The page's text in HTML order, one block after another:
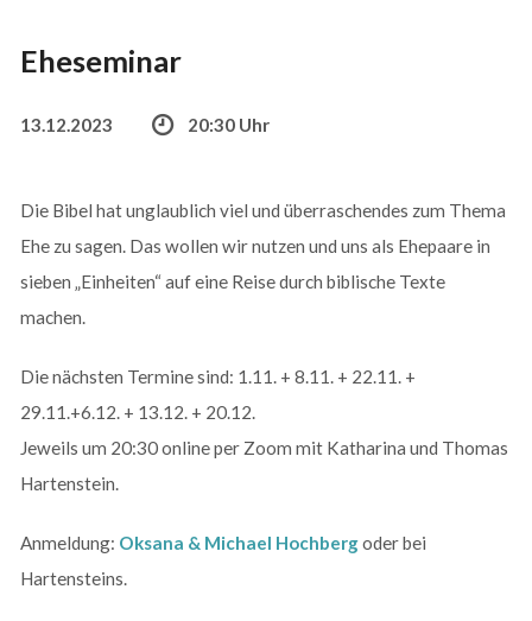
Eheseminar
13.12.2023 20:30 Uhr
Die Bibel hat unglaublich viel und überraschendes zum Thema
Ehe zu sagen. Das wollen wir nutzen und uns als Ehepaare in
sieben „Einheiten“ auf eine Reise durch biblische Texte
machen.
Die nächsten Termine sind: 1.11. + 8.11. + 22.11. +
29.11.+6.12. + 13.12. + 20.12.
Jeweils um 20:30 online per Zoom mit Katharina und Thomas
Hartenstein.
Anmeldung: Oksana & Michael Hochbergoder bei
Hartensteins.